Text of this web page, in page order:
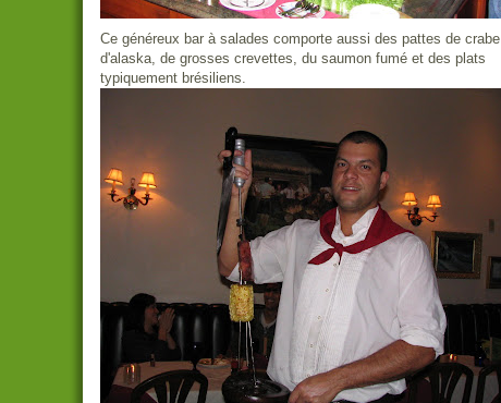
Ce généreux bar à salades comporte aussi des pattes de crabe
d'alaska, de grosses crevettes, du saumon fumé et des plats
typiquement brésiliens.